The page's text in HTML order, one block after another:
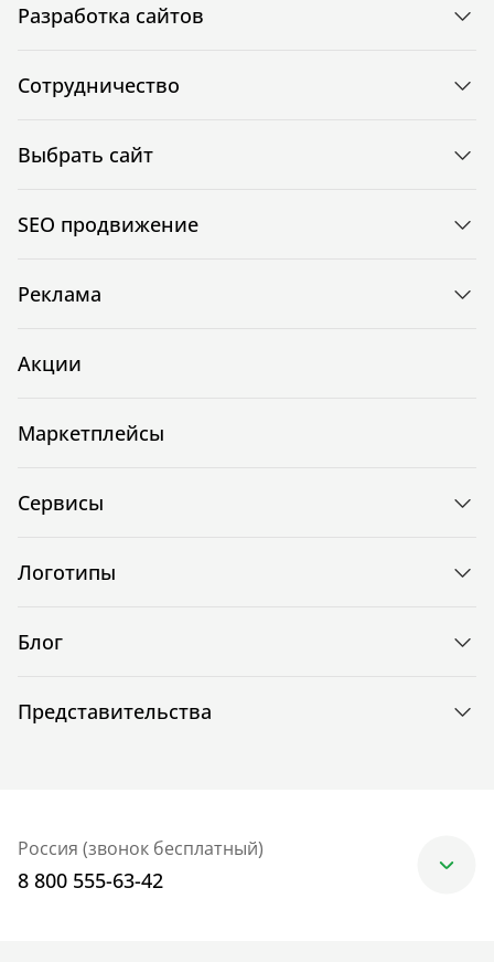
Разработка сайтов
Сотрудничество
Выбрать сайт
SEO продвижение
Реклама
Акции
Маркетплейсы
Сервисы
Логотипы
Блог
Представительства
Россия (звонок бесплатный)
8 800 555-63-42